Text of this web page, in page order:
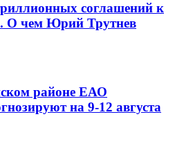
соглашений к
О чем Юрий Трутнев
районе ЕАО
на 9-12 августа